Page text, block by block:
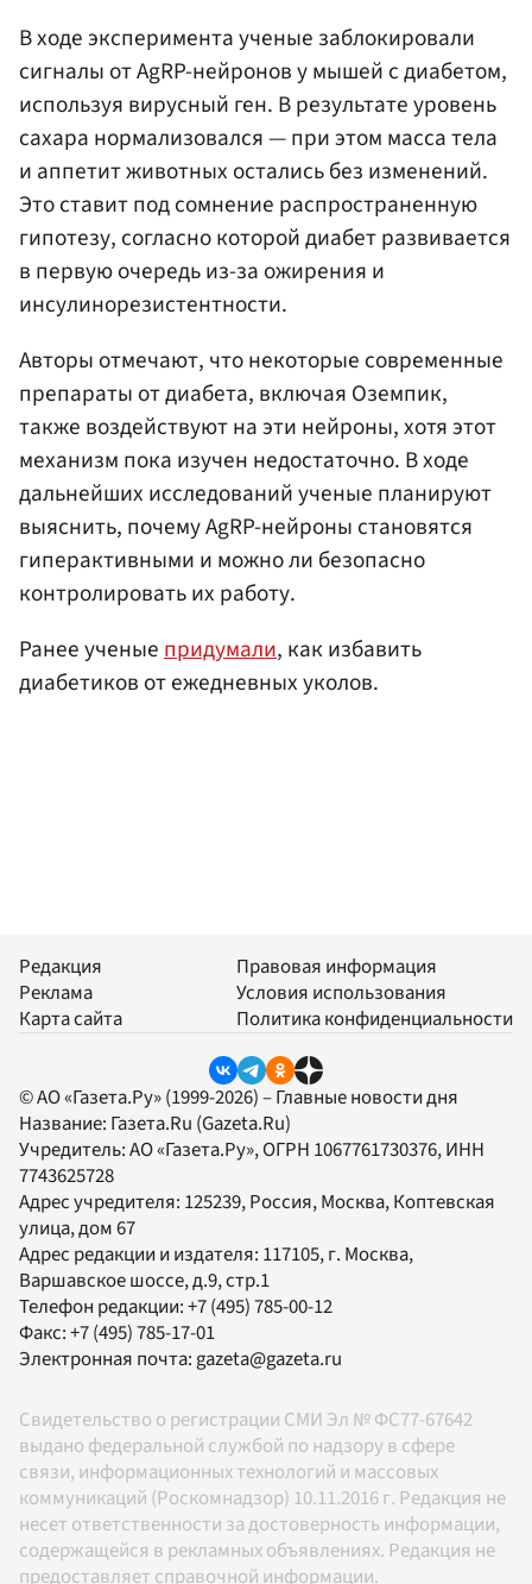
В ходе эксперимента ученые заблокировали
сигналы от AgRP-нейронов у мышей с диабетом,
используя вирусный ген. В результате уровень
сахара нормализовался — при этом масса тела
и аппетит животных остались без изменений.
Это ставит под сомнение распространенную
гипотезу, согласно которой диабет развивается
в первую очередь из-за ожирения и
инсулинорезистентности.
Авторы отмечают, что некоторые современные
препараты от диабета, включая Оземпик,
также воздействуют на эти нейроны, хотя этот
механизм пока изучен недостаточно. В ходе
дальнейших исследований ученые планируют
выяснить, почему AgRP-нейроны становятся
гиперактивными и можно ли безопасно
контролировать их работу.
Ранее ученыепридумали, как избавить
диабетиков от ежедневных уколов.
Редакция
Реклама
Карта сайта
Правовая информация
Условия использования
Политика конфиденциальности
© АО «Газета.Ру» (1999-2026) – Главные новости дня
Название: Газета.Ru (Gazeta.Ru)
Учредитель:АО «Газета.Ру», ОГРН 1067761730376, ИНН
7743625728
Адрес учредителя: 125239, Россия, Москва, Коптевская
улица, дом 67
Адрес редакции и издателя: 117105, г. Москва,
Варшавское шоссе, д.9, стр.1
Телефон редакции:+7 (495) 785-00-12
Факс:+7 (495) 785-17-01
Электронная почта:gazeta@gazeta.ru
Свидетельство о регистрации СМИ Эл № ФС77-67642
выдано федеральной службой по надзору в сфере
связи, информационных технологий и массовых
коммуникаций (Роскомнадзор) 10.11.2016 г. Редакция не
несет ответственности за достоверность информации,
содержащейся в рекламных объявлениях. Редакция не
предоставляет справочной информации.